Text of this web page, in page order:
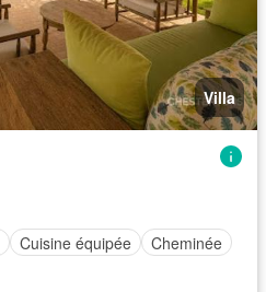
Villa
Cuisine équipée
Cheminée